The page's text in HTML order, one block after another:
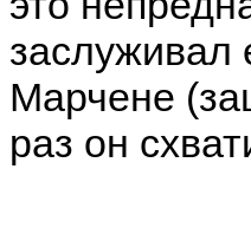
заслуживал
Марчене
раз он